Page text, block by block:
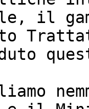
il